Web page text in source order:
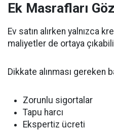
Ek Masrafları
Ev satın alırken yalnızca
maliyetler de ortaya
Dikkate alınması gereken
Zorunlu sigortalar
Tapu harcı
Ekspertiz ücreti